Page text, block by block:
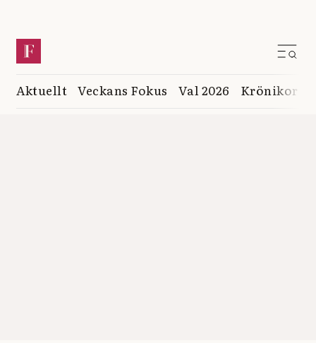
Aktuellt Veckans Fokus Val 2026 Krönikor